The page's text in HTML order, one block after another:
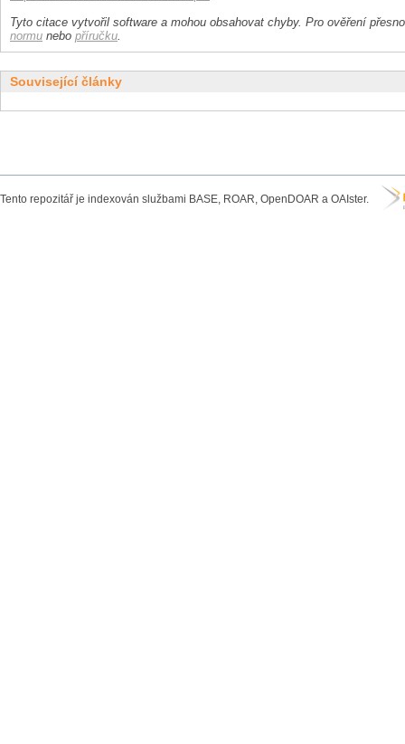
Tyto citace vytvořil software a mohou obsahovat chyby. Pro ověření
normu nebo příručku.
Související články
Tento repozitář je indexován službami BASE, ROAR, OpenDOAR a OAIster.